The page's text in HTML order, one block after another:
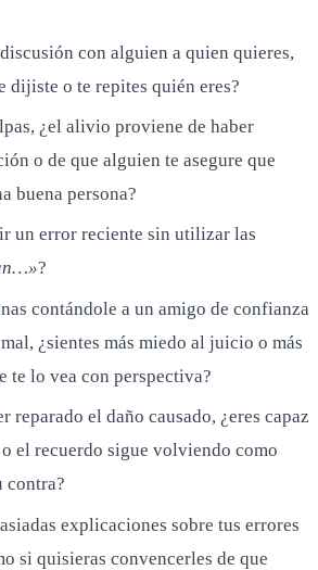
con alguien a quien quieres,
dijiste o te repites quién eres?
¿el alivio proviene de haber
o de que alguien te asegure que
buena persona?
un error reciente sin utilizar las
?
contándole a un amigo de confianza
¿sientes más miedo al juicio o más
te lo vea con perspectiva?
reparado el daño causado, ¿eres capaz
el recuerdo sigue volviendo como
contra?
explicaciones sobre tus errores
si quisieras convencerles de que